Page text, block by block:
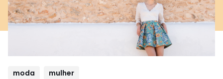
moda mulher